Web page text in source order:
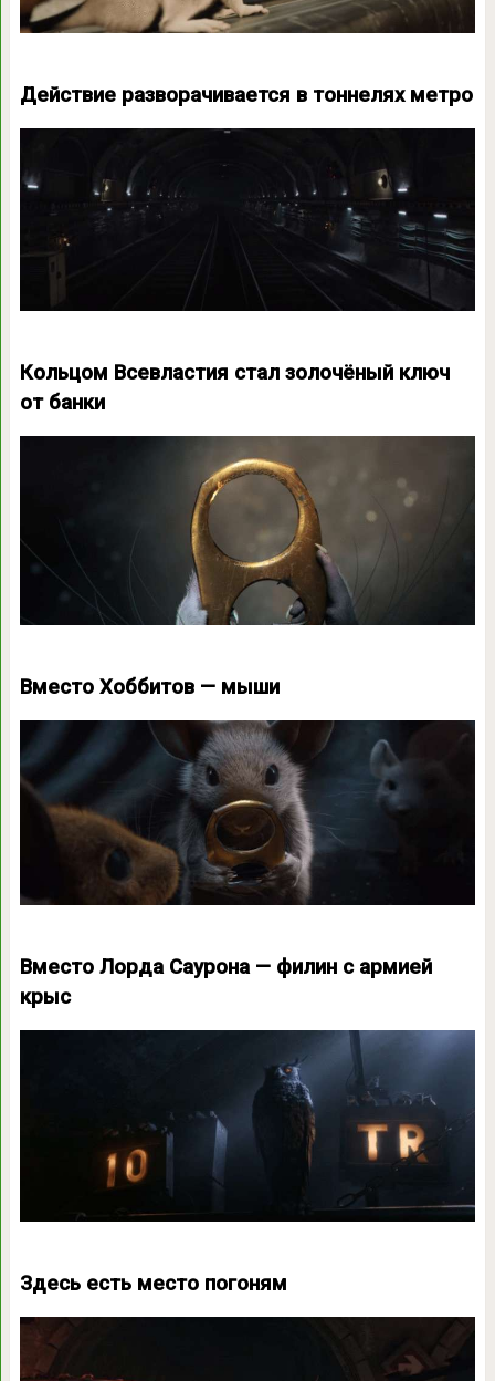
Действие разворачивается в тоннелях метро
Кольцом Всевластия стал золочёный ключ
от банки
Вместо Хоббитов — мыши
Вместо Лорда Саурона — филин с армией
крыс
Здесь есть место погоням